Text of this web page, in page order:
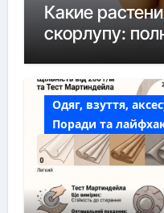
Какие
скорлупу:
Одяг, взуття,
Поради та